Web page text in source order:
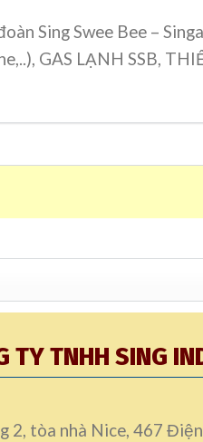
Sing Swee Bee –
GAS LẠNH SSB,
TY TNHH SING
2, tòa nhà Nice, 467